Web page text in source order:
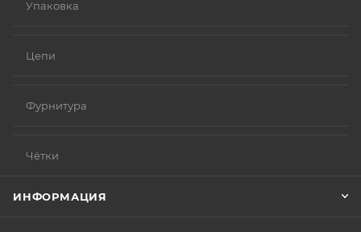
Упаковка
Цепи
Фурнитура
Чётки
ИНФОРМАЦИЯ